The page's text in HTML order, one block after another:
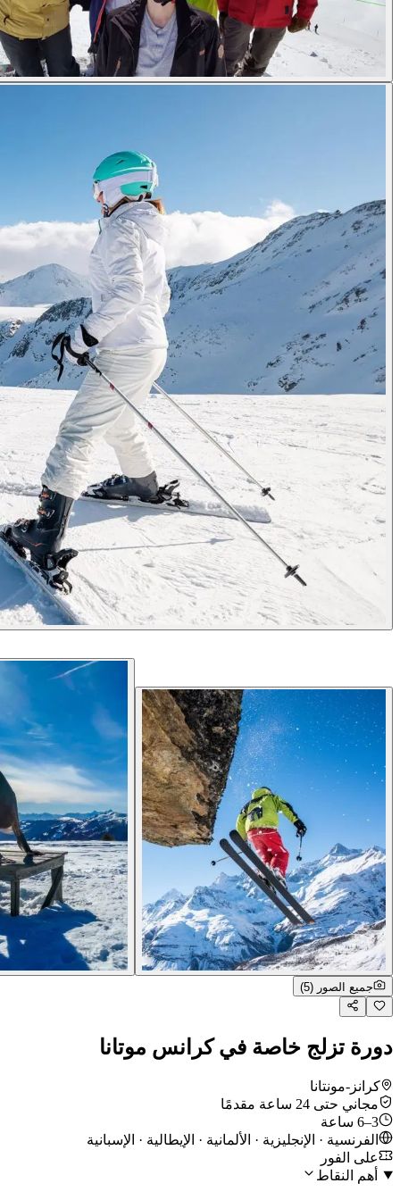
جميع الصور (5)
دورة تزلج خاصة في كرانس موتانا
كرانز-مونتانا
مجاني حتى 24 ساعة مقدمًا
3–6 ساعة
الفرنسية · الإنجليزية · الألمانية · الإيطالية · الإسبانية
على الفور
أهم النقاط